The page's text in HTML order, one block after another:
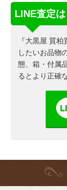
LINE査定は
『大黒屋 質
したいお品物
態、箱・付属
るとより正確